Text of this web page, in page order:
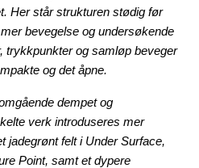
Her står strukturen stødig før
bevegelse og undersøkende
trykkpunkter og samløp beveger
og det åpne.
dempet og
verk introduseres mer
jadegrønt felt i Under Surface,
Point, samt et dypere